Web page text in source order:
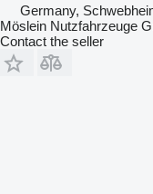
Germany,
Möslein Nutzfahrzeuge
Contact the seller